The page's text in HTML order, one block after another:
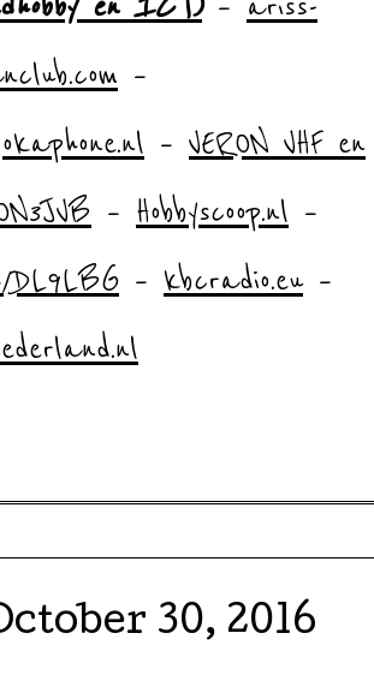
–
okaphone.nl – VERON VHF en
– Hobbyscoop.nl –
DL9LBG – kbcradio.eu–
30, 2016